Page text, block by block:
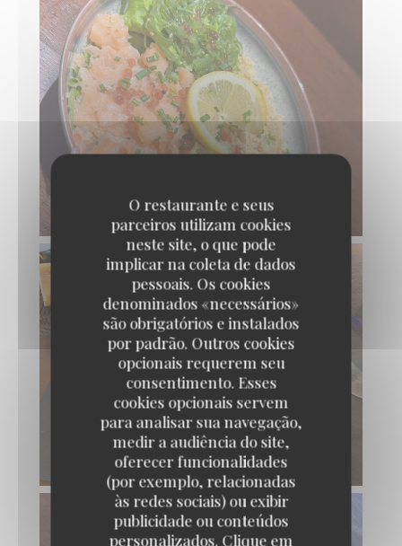
O restaurante e seus
parceiros utilizam cookies
neste site, o que pode
implicar na coleta de dados
pessoais. Os cookies
denominados «necessários»
são obrigatórios e instalados
por padrão. Outros cookies
opcionais requerem seu
consentimento. Esses
cookies opcionais servem
para analisar sua navegação,
medir a audiência do site,
oferecer funcionalidades
(por exemplo, relacionadas
às redes sociais) ou exibir
publicidade ou conteúdos
personalizados. Clique em